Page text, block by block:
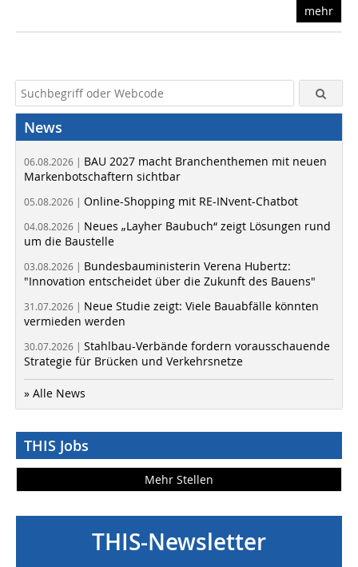
mehr
News
06.08.2026 | BAU 2027 macht Branchenthemen mit neuen
Markenbotschaftern sichtbar
05.08.2026 | Online-Shopping mit RE-INvent-Chatbot
04.08.2026 | Neues „Layher Baubuch“ zeigt Lösungen rund
um die Baustelle
03.08.2026 | Bundesbauministerin Verena Hubertz:
"Innovation entscheidet über die Zukunft des Bauens"
31.07.2026 | Neue Studie zeigt: Viele Bauabfälle könnten
vermieden werden
30.07.2026 | Stahlbau-Verbände fordern vorausschauende
Strategie für Brücken und Verkehrsnetze
» Alle News
THIS Jobs
Mehr Stellen
THIS-Newsletter